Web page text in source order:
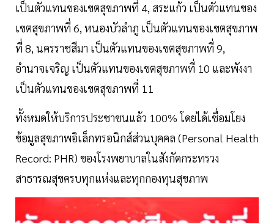
เป็นตัวแทนของเขตสุขภาพที่ 4, สระแก้ว เป็นตัวแทนของ
เขตสุขภาพที่ 6, หนองบัวลำภู เป็นตัวแทนของเขตสุขภาพ
ที่ 8, นครราชสีมา เป็นตัวแทนของเขตสุขภาพที่ 9,
อำนาจเจริญ เป็นตัวแทนของเขตสุขภาพที่ 10 และพังงา
เป็นตัวแทนของเขตสุขภาพที่ 11
ทั้งหมดให้บริการประชาชนแล้ว 100% โดยได้เชื่อมโยง
ข้อมูลสุขภาพอิเล็กทรอนิกส์ส่วนบุคคล (Personal Health
Record: PHR) ของโรงพยาบาลในสังกัดกระทรวง
สาธารณสุขครบทุกแห่งและทุกกองทุนสุขภาพ